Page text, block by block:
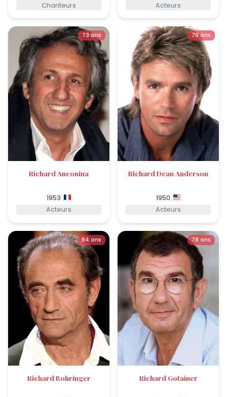
Chanteurs
Acteurs
73 ans
Richard Anconina
1953
Acteurs
76 ans
Richard Dean Anderson
1950
Acteurs
84 ans
Richard Bohringer
78 ans
Richard Gotainer